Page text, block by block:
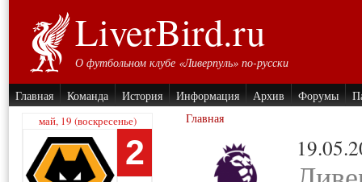
LiverBird.ru
О футбольном клубе «Ливерпуль» по-русски
Главная Команда История Информация Архив Форумы
май, 19 (воскресенье)
2
Главная